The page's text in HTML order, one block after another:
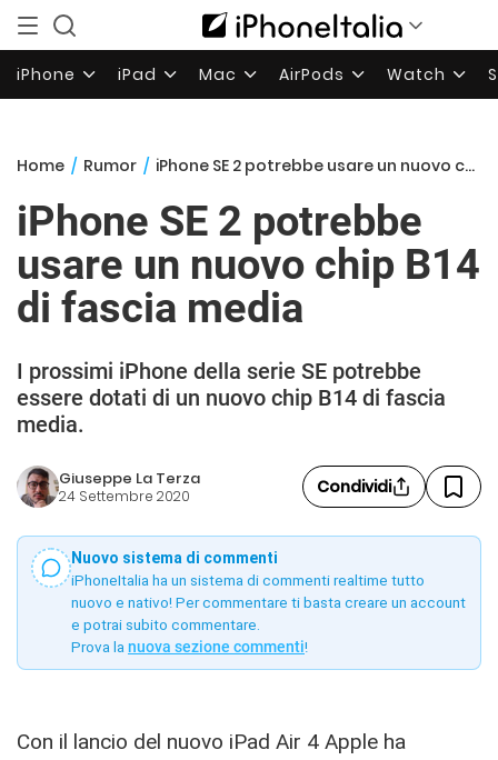
iPhone iPad Mac AirPods Watch
Home / Rumor / iPhone SE 2 potrebbe usare un nuovo chip B14 di fascia media
iPhone SE 2 potrebbe
usare un nuovo chip B14
di fascia media
I prossimi iPhone della serie SE potrebbe
essere dotati di un nuovo chip B14 di fascia
media.
Giuseppe La Terza
24 Settembre 2020 Condividi
Nuovo sistema di commenti
iPhoneItalia ha un sistema di commenti realtime tutto
nuovo e nativo! Per commentare ti basta creare un account
e potrai subito commentare.
Prova la nuova sezione commenti!
Con il lancio del nuovo iPad Air 4 Apple ha